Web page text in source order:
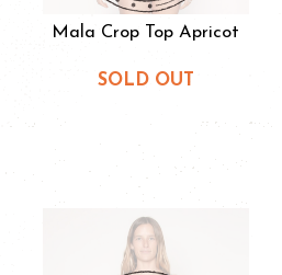
Mala Crop Top Apricot
SOLD OUT